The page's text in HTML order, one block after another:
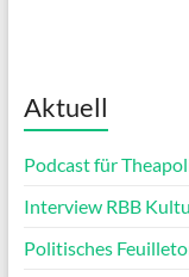
Aktuell
Podcast für
Interview RBB
Politisches